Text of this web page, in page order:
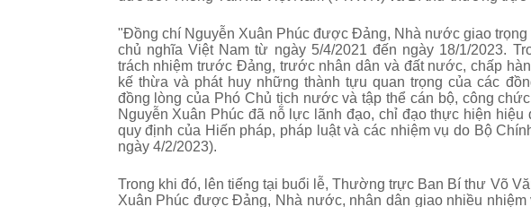
"Đồng chí Nguyễn Xuân Phúc được Đảng, Nhà nước giao
chủ nghĩa Việt Nam từ ngày 5/4/2021 đến ngày 18/1/2023.
trách nhiệm trước Đảng, trước nhân dân và đất nước, chấp
kế thừa và phát huy những thành tựu quan trọng của các
đồng lòng của Phó Chủ tịch nước và tập thể cán bộ, công
Nguyễn Xuân Phúc đã nỗ lực lãnh đạo, chỉ đạo thực hiện hiệu
quy định của Hiến pháp, pháp luật và các nhiệm vụ do Bộ
ngày 4/2/2023).
Trong khi đó, lên tiếng tại buổi lễ, Thường trực Ban Bí thư Võ
Xuân Phúc được Đảng, Nhà nước, nhân dân giao nhiều nhiệm